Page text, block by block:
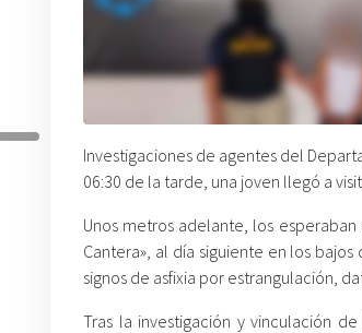
Investigaciones de agentes del
06:30 de la tarde, una joven llegó a
Unos metros adelante, los
Cantera», al día siguiente en los
signos de asfixia por estrangulación,
Tras la investigación y vinculación